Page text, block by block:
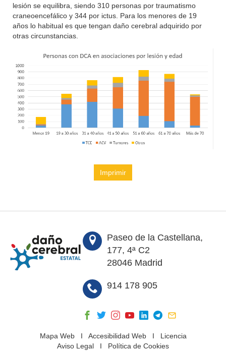
lesión se equilibra, siendo 310 personas por traumatismo
craneoencefálico y 344 por ictus. Para los menores de 19
años lo habitual es que tengan daño cerebral adquirido por
otras circunstancias.
Imprimir
Paseo de la Castellana,
177, 4ª C2
28046 Madrid
914 178 905
Mapa WebI Accesibilidad WebI Licencia
Aviso Legal I Política de Cookies